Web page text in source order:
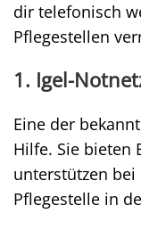
dir telefonisch
Pflegestellen
1. Igel-
Eine der
Hilfe. Sie bieten
unterstützen bei
Pflegestelle in